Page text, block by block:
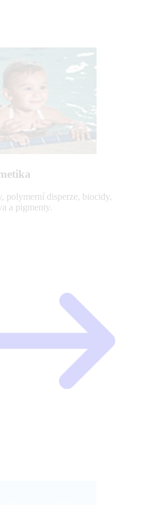
polymerní disperze, biocidy,
a pigmenty.